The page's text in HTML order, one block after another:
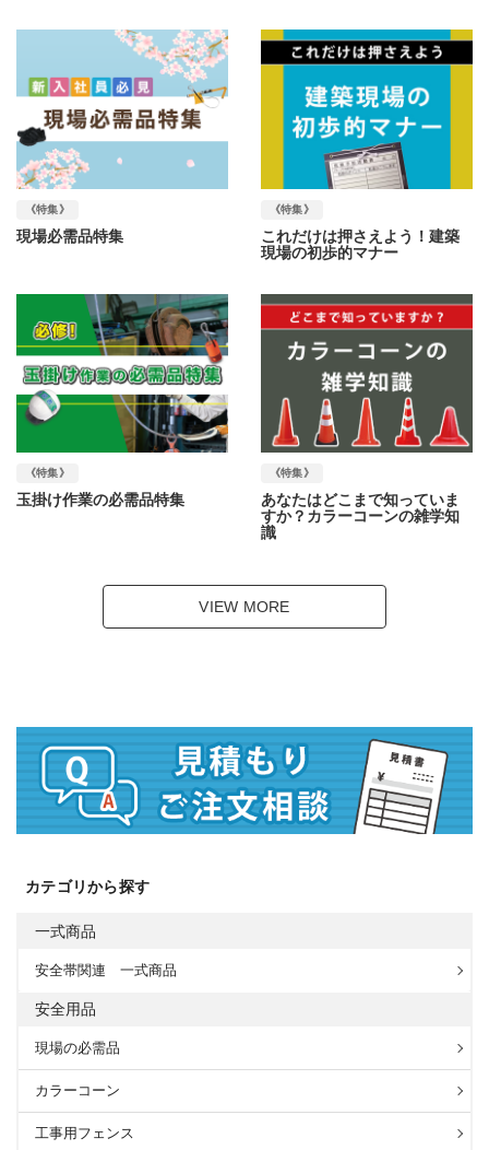
《特集》
現場必需品特集
《特集》
これだけは押さえよう！建築
現場の初歩的マナー
《特集》
玉掛け作業の必需品特集
《特集》
あなたはどこまで知っていま
すか？カラーコーンの雑学知
識
VIEW MORE
カテゴリから探す
一式商品
安全帯関連 一式商品
安全用品
現場の必需品
カラーコーン
工事用フェンス